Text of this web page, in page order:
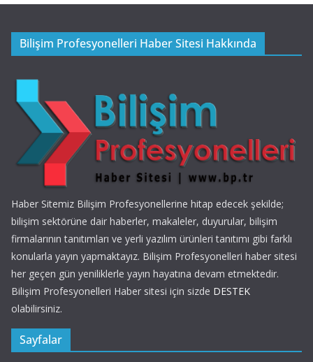
Bilişim Profesyonelleri Haber Sitesi Hakkında
Haber Sitemiz Bilişim Profesyonellerine hitap edecek şekilde;
bilişim sektörüne dair haberler, makaleler, duyurular, bilişim
firmalarının tanıtımları ve yerli yazılım ürünleri tanıtımı gibi farklı
konularla yayın yapmaktayız. Bilişim Profesyonelleri haber sitesi
her geçen gün yeniliklerle yayın hayatına devam etmektedir.
Bilişim Profesyonelleri Haber sitesi için sizde DESTEK
olabilirsiniz.
Sayfalar